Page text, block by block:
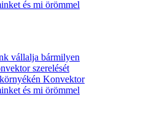
és mi örömmel
vállalja bármilyen
szerelését
Konvektor
és mi örömmel